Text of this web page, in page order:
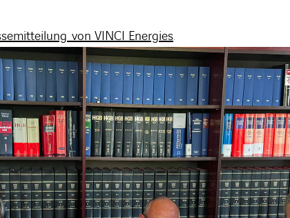
von VINCI Energies.